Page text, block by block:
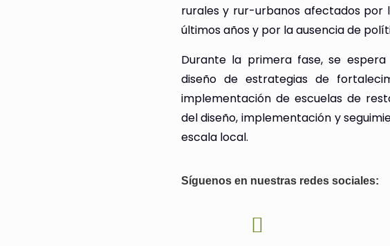
rurales y rur-urbanos afectados por
últimos años y por la ausencia de
Durante la primera fase, se
diseño de estrategias de
implementación de escuelas de
del diseño, implementación y
escala local.
Síguenos en nuestras redes sociales: